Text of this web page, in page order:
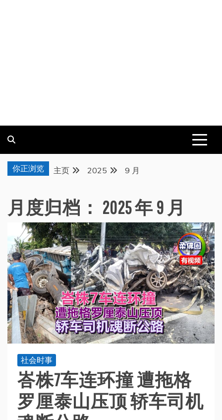
你正浏览 主页 2025 9 月
月度归档： 2025 年 9 月
社会时事
峇株7车连环撞 遭拖格
罗厘泰山压顶 轿车司机